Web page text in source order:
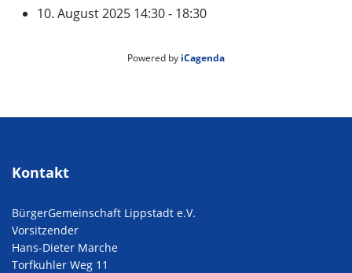
10. August 2025 14:30 - 18:30
Powered by iCagenda
Kontakt
BürgerGemeinschaft Lippstadt e.V.
Vorsitzender
Hans-Dieter Marche
Torfkuhler Weg 11